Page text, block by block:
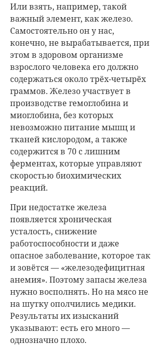
Или взять, например, такой
важный элемент, как железо.
Самостоятельно он у нас,
конечно, не вырабатывается, при
этом в здоровом организме
взрослого человека его должно
содержаться около трёх-четырёх
граммов. Железо участвует в
производстве гемоглобина и
миоглобина, без которых
невозможно питание мышц и
тканей кислородом, а также
содержится в 70 с лишним
ферментах, которые управляют
скоростью биохимических
реакций.
При недостатке железа
появляется хроническая
усталость, снижение
работоспособности и даже
опасное заболевание, которое так
и зовётся — «железодефицитная
анемия». Поэтому запасы железа
нужно восполнять. Но на мясо не
на шутку ополчились медики.
Результаты их изысканий
указывают: есть его много —
однозначно плохо.